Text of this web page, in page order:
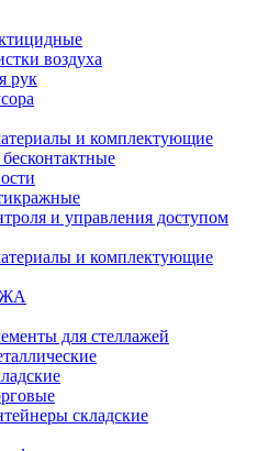
воздуха
рук
и комплектующие
и управления доступом
и комплектующие
для стеллажей
складские